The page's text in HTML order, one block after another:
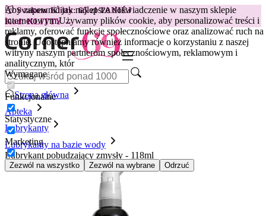
Aby zapewnić jak najlepsze doświadczenie w naszym sklepie
internetowym.Używamy plików cookie, aby personalizować treści i
reklamy, oferować funkcje społecznościowe oraz analizować ruch na
stronie. Udostępniamy również informacje o korzystaniu z naszej
witryny naszym partnerom społecznościowym, reklamowym i
analitycznym, któr
Wymagane
Funkcjonalne
Statystyczne
Marketing
Zezwól na wszystko Zezwól na wybrane Odrzuć
😽Svakom Klitty: 65 zł TANIEJ
Kod: KLITTY →
Strona główna
Apteka
Lubrykanty
Lubrykanty na bazie wody
Lubrykant pobudzający zmysły - 118ml